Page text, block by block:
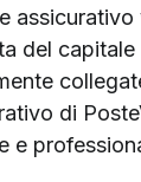
del
di
e